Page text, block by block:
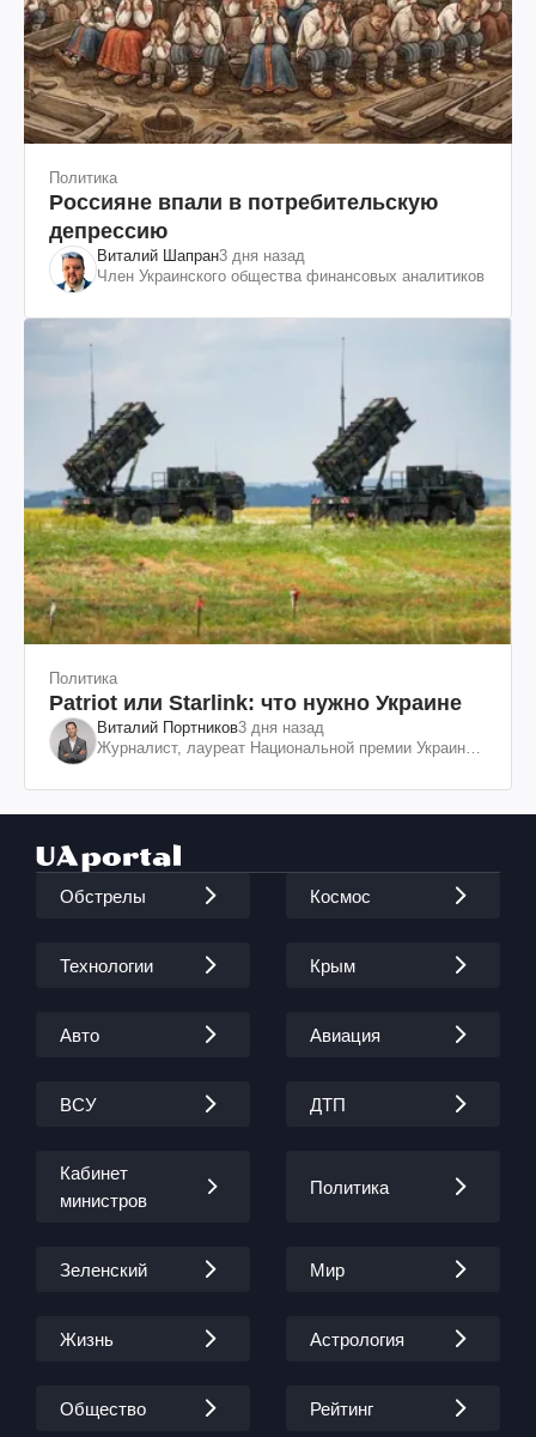
Политика
Россияне впали в потребительскую
депрессию
Виталий Шапран3 дня назад
Член Украинского общества финансовых аналитиков
Политика
Patriot или Starlink: что нужно Украине
Виталий Портников3 дня назад
Журналист, лауреат Национальной премии Украины
Обстрелы Космос
Технологии Крым
Авто Авиация
ВСУ ДТП
Кабинет
министров
Политика
Зеленский Мир
Жизнь Астрология
Общество Рейтинг